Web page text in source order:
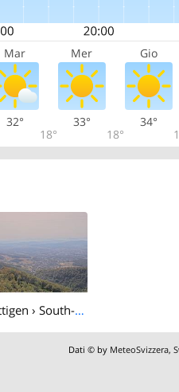
Mar Mer Gio
32°
18°
33°
18°
34°
Kuttigen › South-east: › South-East
Dati © by MeteoSvizzera,